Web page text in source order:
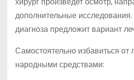
дополнительные
диагноза предложит вариант
Самостоятельно избавиться
народными средствами: